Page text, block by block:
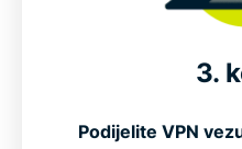
3.
Podijelite VPN